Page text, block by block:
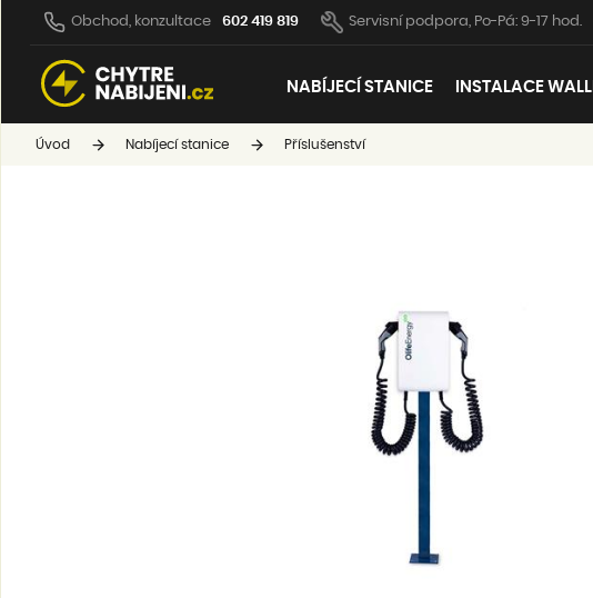
Obchod, konzultace 602 419 819 Servisní podpora, Po-Pá: 9-17 hod.
NABÍJECÍ STANICE INSTALACE
Úvod Nabíjecí stanice Příslušenství